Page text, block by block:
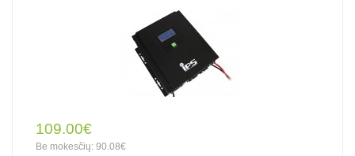
109.00€
Be mokesčių: 90.08€